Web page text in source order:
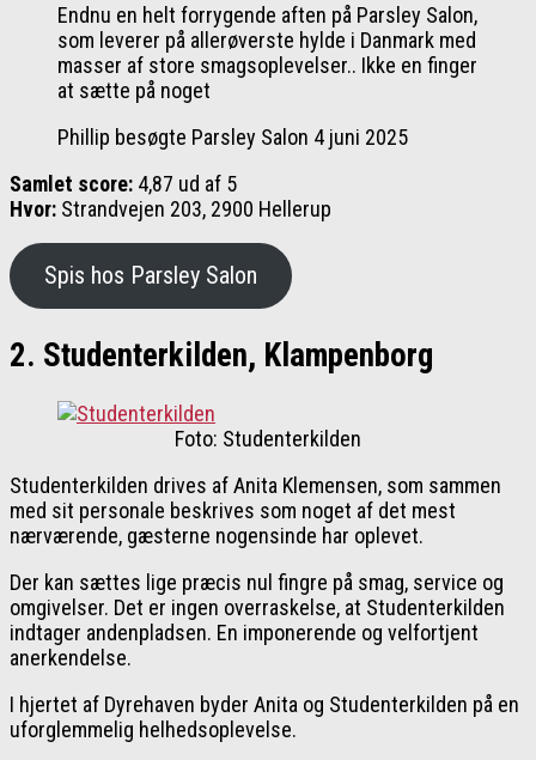
Endnu en helt forrygende aften på Parsley Salon,
som leverer på allerøverste hylde i Danmark med
masser af store smagsoplevelser.. Ikke en finger
at sætte på noget
Phillip besøgte Parsley Salon 4 juni 2025
Samlet score: 4,87 ud af 5
Hvor: Strandvejen 203, 2900 Hellerup
Spis hos Parsley Salon
2. Studenterkilden, Klampenborg
Foto: Studenterkilden
Studenterkilden drives af Anita Klemensen, som sammen
med sit personale beskrives som noget af det mest
nærværende, gæsterne nogensinde har oplevet.
Der kan sættes lige præcis nul fingre på smag, service og
omgivelser. Det er ingen overraskelse, at Studenterkilden
indtager andenpladsen. En imponerende og velfortjent
anerkendelse.
I hjertet af Dyrehaven byder Anita og Studenterkilden på en
uforglemmelig helhedsoplevelse.